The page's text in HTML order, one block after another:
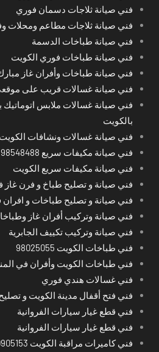
فني صيانة ثلاجات دسمان فوري
فني صيانة ثلاجات مطاعم ومحلات
فني صيانة طباخات الدسمة
فني صيانة طباخات فوري الكويت
فني صيانة طباخات وأفران غاز مبارك
فني صيانة غسالات قريب على
فني صيانة غسالات ملابس
بالكويت
فني صيانة غسالات ونشافات الكويت
فني صيانة مكيفات سريع 98548488 الدسمة
فني صيانة مكيفات سريع الكويت
فني صيانة و تصليح طباخ و فرن غاز
فني صيانة و تصليح طباخات و
فني صيانة وتركيب أفران غاز
فني صيانة وتركيب تكييف الجابرية
فني طباخات الكويت 98025055
فني طباخات الكويت وأفران في
فني غسالات هندي فوري
فني فتح أقفال مدينة الكويت و
فني قطع غيار سيارات الفروانية
فني قطع غيار سيارات الفروانية
فني كاميرات مراقبة الكويت 90905153